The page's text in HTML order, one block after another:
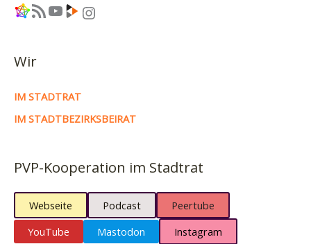
Link RSS-Feed YouTube Link Instagram
Wir
IM STADTRAT
IM STADTBEZIRKSBEIRAT
PVP-Kooperation im Stadtrat
Webseite Podcast
Peertube
YouTube
Mastodon
Instagram